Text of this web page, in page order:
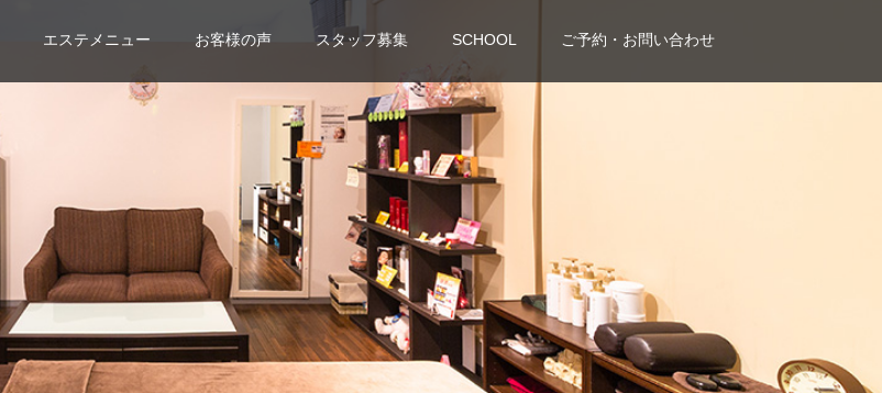
エステメニュー お客様の声 スタッフ募集 SCHOOL ご予約・お問い合わせ